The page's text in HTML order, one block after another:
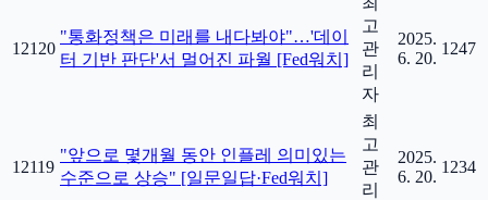
12120
"통화정책은 미래를 내다봐야"…'데이
터 기반 판단'서 멀어진 파월 [Fed워치]
고
관
리
자
2025.
6. 20.
1247
12119
"앞으로 몇개월 동안 인플레 의미있는
수준으로 상승" [일문일답·Fed워치]
최
고
관
리
2025.
6. 20.
1234